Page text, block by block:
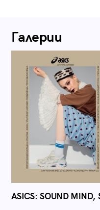
Галерии
ASICS: SOUND MIND,